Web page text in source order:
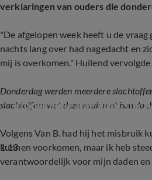
verklaringen van ouders die
"De afgelopen week heeft u de
nachts lang over had nagedacht en
mij is overkomen." Huilend
Donderdag werden meerdere
slachtoffers wat deze zaak met hun
1:13
Emotionele dag voor
Volgens Van B. had hij het misbruik
kunnen voorkomen, maar ik heb
verantwoordelijk voor mijn daden en